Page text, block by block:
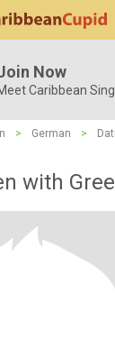
Now
Caribbean
> German >
with